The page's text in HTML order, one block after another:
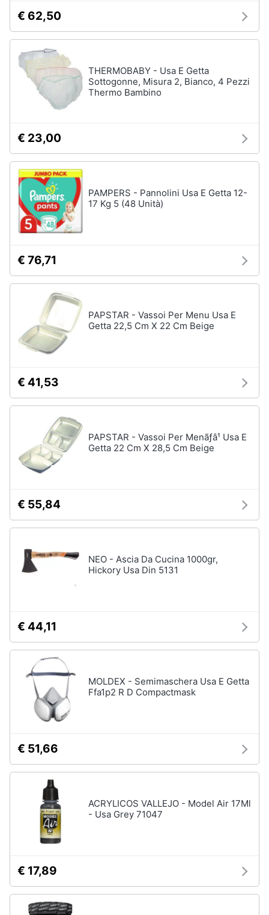
€ 62,50
THERMOBABY - Usa E Getta
Sottogonne, Misura 2, Bianco, 4 Pezzi
Thermo Bambino
€ 23,00
PAMPERS - Pannolini Usa E Getta 12-
17 Kg 5 (48 Unità)
€ 76,71
PAPSTAR - Vassoi Per Menu Usa E
Getta 22,5 Cm X 22 Cm Beige
€ 41,53
PAPSTAR - Vassoi Per Menãƒâ¹ Usa E
Getta 22 Cm X 28,5 Cm Beige
€ 55,84
NEO - Ascia Da Cucina 1000gr,
Hickory Usa Din 5131
€ 44,11
MOLDEX - Semimaschera Usa E Getta
Ffa1p2 R D Compactmask
€ 51,66
ACRYLICOS VALLEJO - Model Air 17Ml
- Usa Grey 71047
€ 17,89